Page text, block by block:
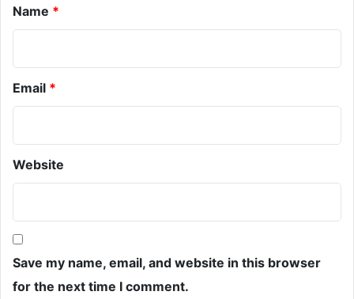
Name *
Email *
Website
Save my name, email, and website in this browser
for the next time I comment.